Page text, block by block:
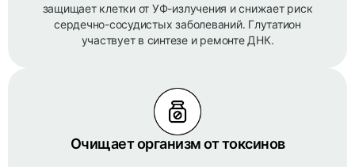
защищает клетки от УФ-излучения и снижает риск
сердечно-сосудистых заболеваний. Глутатион
участвует в синтезе и ремонте ДНК.
Очищает организм от токсинов